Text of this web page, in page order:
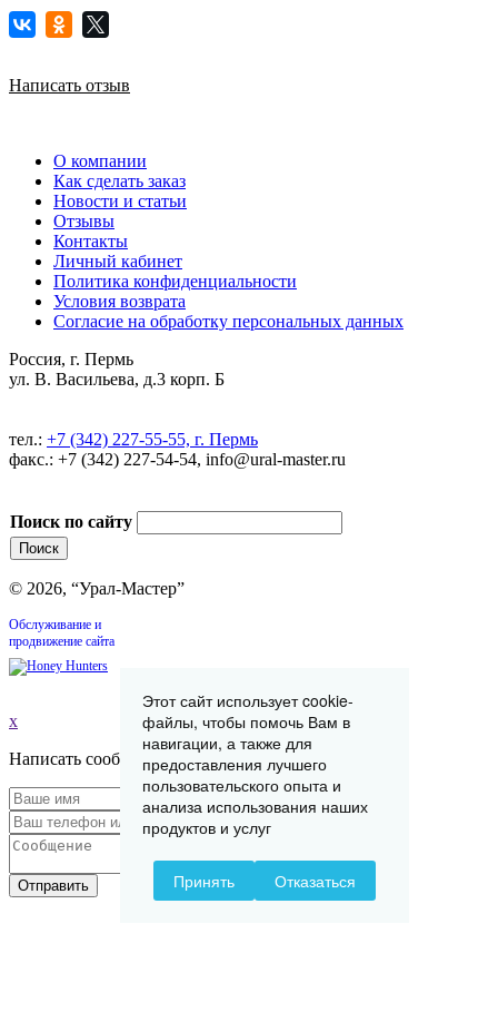
Написать отзыв
О компании
Как сделать заказ
Новости и статьи
Отзывы
Контакты
Личный кабинет
Политика конфиденциальности
Условия возврата
Согласие на обработку персональных данных
Россия, г. Пермь
ул. В. Васильева, д.3 корп. Б
тел.: +7 (342) 227-55-55, г. Пермь
факс.: +7 (342) 227-54-54, info@ural-master.ru
Поиск по сайту
© 2026, “Урал-Мастер”
Обслуживание и
продвижение сайта
x
Написать сообщение
Отправить
Этот сайт использует cookie-
файлы, чтобы помочь Вам в
навигации, а также для
предоставления лучшего
пользовательского опыта и
анализа использования наших
продуктов и услуг
Принять Отказаться